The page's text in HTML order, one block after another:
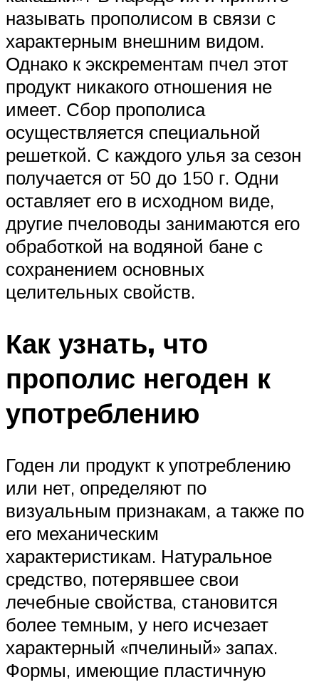
называть прополисом в связи с
характерным внешним видом.
Однако к экскрементам пчел этот
продукт никакого отношения не
имеет. Сбор прополиса
осуществляется специальной
решеткой. С каждого улья за сезон
получается от 50 до 150 г. Одни
оставляет его в исходном виде,
другие пчеловоды занимаются его
обработкой на водяной бане с
сохранением основных
целительных свойств.
Как узнать, что
прополис негоден к
употреблению
Годен ли продукт к употреблению
или нет, определяют по
визуальным признакам, а также по
его механическим
характеристикам. Натуральное
средство, потерявшее свои
лечебные свойства, становится
более темным, у него исчезает
характерный «пчелиный» запах.
Формы, имеющие пластичную